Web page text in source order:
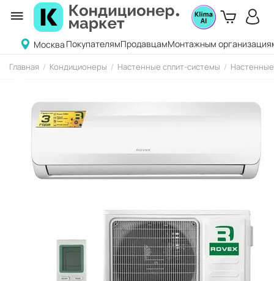
Москва ПокупателямПродавцамМонтажным
Главная / Кондиционеры / Настенные сплит-системы /